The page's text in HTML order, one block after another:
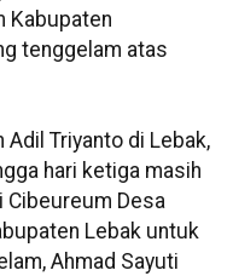
Kabupaten
tenggelam atas
Adil Triyanto di Lebak,
hari ketiga masih
Cibeureum Desa
Lebak untuk
Ahmad Sayuti